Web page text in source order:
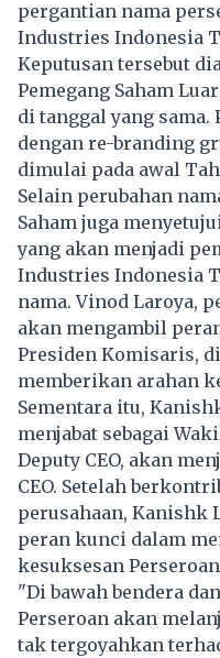
pergantian nama
Industries Indonesia
Keputusan tersebut
Pemegang Saham
di tanggal yang
dengan re-branding
dimulai pada awal
Selain perubahan
Saham juga
yang akan menjadi
Industries Indonesia
nama. Vinod Laroya,
akan mengambil
Presiden Komisaris,
memberikan arahan
Sementara itu,
menjabat sebagai
Deputy CEO, akan
CEO. Setelah
perusahaan, Kanishk
peran kunci dalam
kesuksesan
"Di bawah bendera
Perseroan akan
tak tergoyahkan